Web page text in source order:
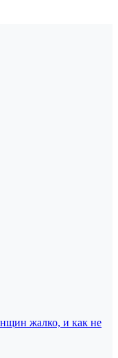
жалко, и как не